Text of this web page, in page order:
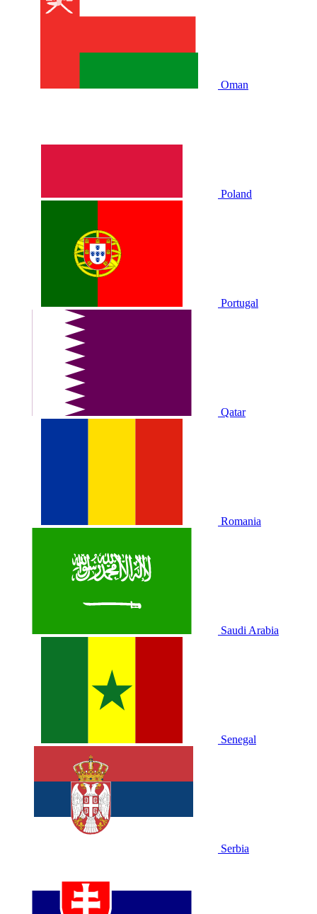
Oman
Poland
Portugal
Qatar
Romania
Saudi Arabia
Senegal
Serbia